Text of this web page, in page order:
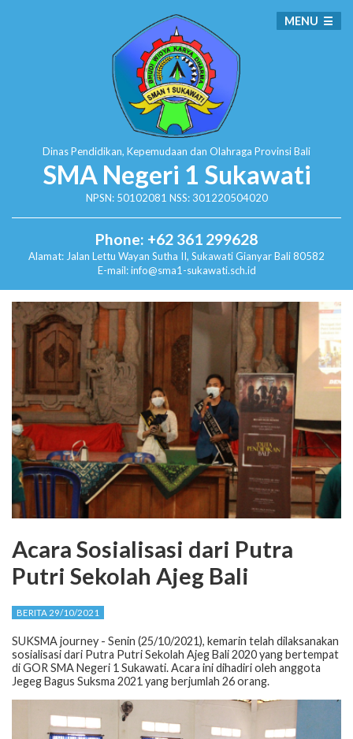
Dinas Pendidikan, Kepemudaan dan Olahraga Provinsi Bali
SMA Negeri 1 Sukawati
NPSN: 50102081 NSS: 301220504020
Phone: +62 361 299628
Alamat: Jalan Lettu Wayan Sutha II, SukawatiGianyar Bali 80582
E-mail: info@sma1-sukawati.sch.id
MENU
Acara Sosialisasi dari Putra
Putri Sekolah Ajeg Bali
BERITA 29/10/2021
SUKSMA journey - Senin (25/10/2021), kemarin telah dilaksanakan
sosialisasi dari Putra Putri Sekolah Ajeg Bali 2020 yang bertempat
di GOR SMA Negeri 1 Sukawati. Acara ini dihadiri oleh anggota
Jegeg Bagus Suksma 2021 yang berjumlah 26 orang.